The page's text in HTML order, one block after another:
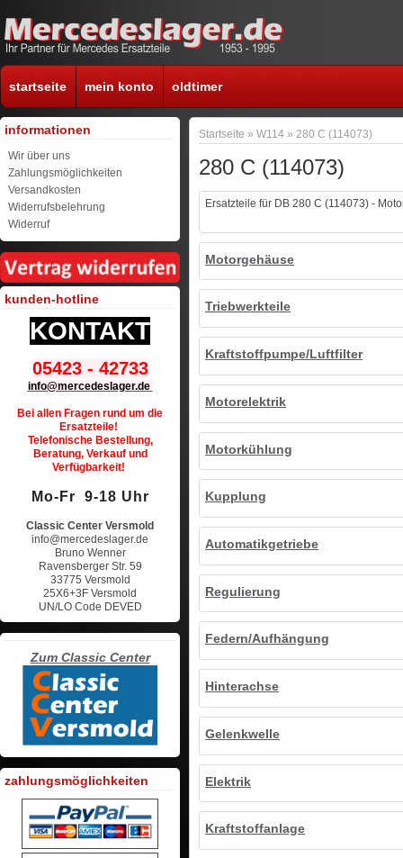
startseite mein konto oldtimer
Startseite » W114 » 280 C (114073)
280 C (114073)
Ersatzteile für DB 280 C (114073) -
Motorgehäuse
Triebwerkteile
Kraftstoffpumpe/Luftfilter
Motorelektrik
Motorkühlung
Kupplung
Automatikgetriebe
Regulierung
Federn/Aufhängung
Hinterachse
Gelenkwelle
Elektrik
Kraftstoffanlage
informationen
Wir über uns
Zahlungsmöglichkeiten
Versandkosten
Widerrufsbelehrung
Widerruf
kunden-hotline
KONTAKT
05423 - 42733
info@mercedeslager.de
Bei allen Fragen rund um die
Ersatzteile!
Telefonische Bestellung,
Beratung, Verkauf und
Verfügbarkeit!
Mo-Fr 9-18 Uhr
Classic Center Versmold
info@mercedeslager.de
Bruno Wenner
Ravensberger Str. 59
33775 Versmold
25X6+3F Versmold
UN/LO Code DEVED
Zum Classic Center
zahlungsmöglichkeiten